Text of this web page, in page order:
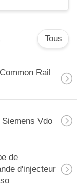
Tous
Rail
Siemens Vdo
de
d'injecteur